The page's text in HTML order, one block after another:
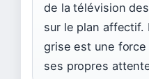
de la télévision
sur le plan affectif.
grise est une
ses propres